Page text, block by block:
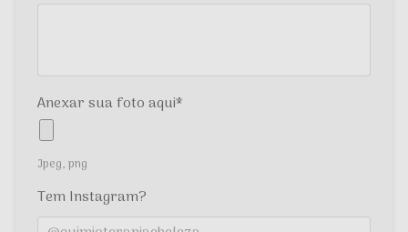
Anexar sua foto aqui
Jpeg, png
Tem Instagram?